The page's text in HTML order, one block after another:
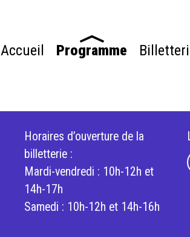
Accueil Programme
Horaires d’ouverture de la
billetterie :
Mardi-vendredi : 10h-12h et
14h-17h
Samedi : 10h-12h et 14h-16h